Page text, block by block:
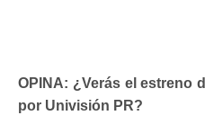
OPINA: ¿Verás el estreno
por Univisión PR?